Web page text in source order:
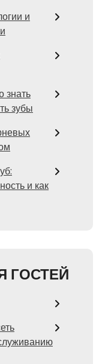
и
знать
зубы
и как
ГОСТЕЙ